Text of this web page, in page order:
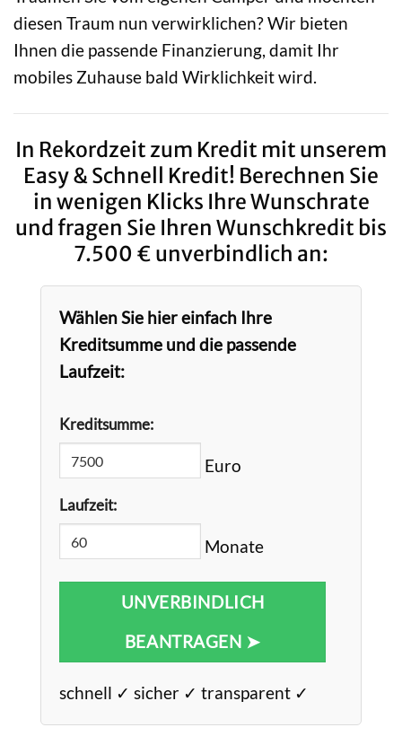
diesen Traum nun verwirklichen? Wir bieten
Ihnen die passende Finanzierung, damit Ihr
mobiles Zuhause bald Wirklichkeit wird.
In Rekordzeit zum Kredit mit unserem
Easy & Schnell Kredit! Berechnen Sie
in wenigen Klicks Ihre Wunschrate
und fragen Sie Ihren Wunschkredit bis
7.500 € unverbindlich an:
Wählen Sie hier einfach Ihre
Kreditsumme und die passende
Laufzeit:
Kreditsumme:
Euro
Laufzeit:
Monate
UNVERBINDLICH
BEANTRAGEN ➤
schnell ✓ sicher ✓ transparent ✓